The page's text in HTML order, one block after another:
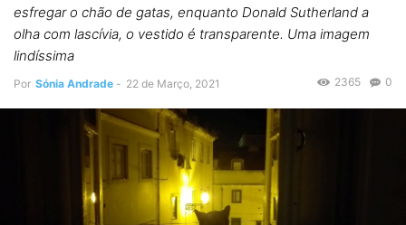
esfregar o chão de gatas, enquanto Donald Sutherland a
olha com lascívia, o vestido é transparente. Uma imagem
lindíssima
Por Sónia Andrade - 22 de Março, 2021 0
2365